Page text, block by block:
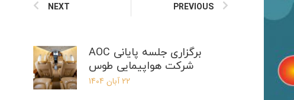
PREVIOUS
NEXT
برگزاری جلسه پایانی AOC
شرکت هواپیمایی طوس
22 آبان 1404